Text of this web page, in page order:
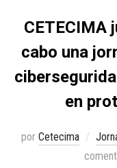
CETECIMA
cabo una
en
por Cetecima